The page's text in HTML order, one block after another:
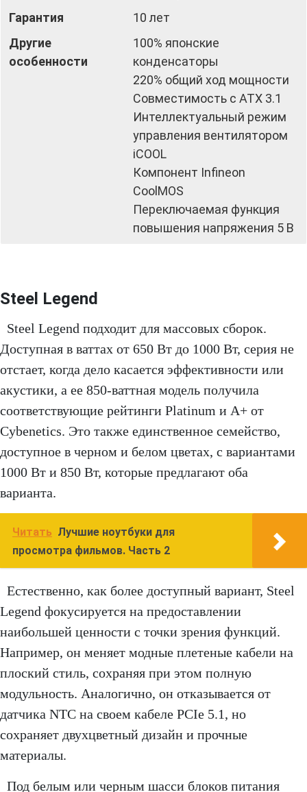
Гарантия
10 лет
Другие
особенности
100% японские
конденсаторы
220% общий ход мощности
Совместимость с ATX 3.1
Интеллектуальный режим
управления вентилятором
iCOOL
Компонент Infineon
CoolMOS
Переключаемая функция
повышения напряжения 5 В
Steel Legend
Steel Legend подходит для массовых сборок.
Доступная в ваттах от 650 Вт до 1000 Вт, серия не
отстает, когда дело касается эффективности или
акустики, а ее 850-ваттная модель получила
соответствующие рейтинги Platinum и A+ от
Cybenetics. Это также единственное семейство,
доступное в черном и белом цветах, с вариантами
1000 Вт и 850 Вт, которые предлагают оба
варианта.
Читать Лучшие ноутбуки для
просмотра фильмов. Часть 2
Естественно, как более доступный вариант, Steel
Legend фокусируется на предоставлении
наибольшей ценности с точки зрения функций.
Например, он меняет модные плетеные кабели на
плоский стиль, сохраняя при этом полную
модульность. Аналогично, он отказывается от
датчика NTC на своем кабеле PCIe 5.1, но
сохраняет двухцветный дизайн и прочные
материалы.
Под белым или черным шасси блоков питания